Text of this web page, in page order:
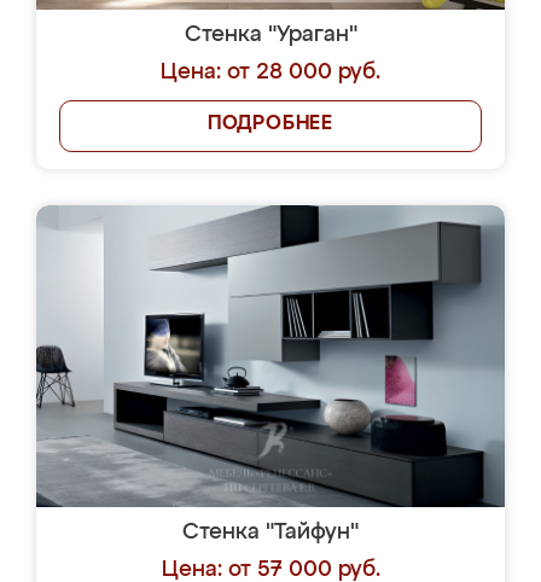
Стенка "Ураган"
Цена: от 28 000 руб.
ПОДРОБНЕЕ
Стенка "Тайфун"
Цена: от 57 000 руб.